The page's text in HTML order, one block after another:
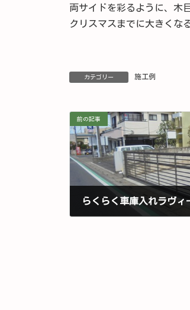
両サイドを彩るように、木
クリスマスまでに大きくな
カテゴリー 施工例
前の記事